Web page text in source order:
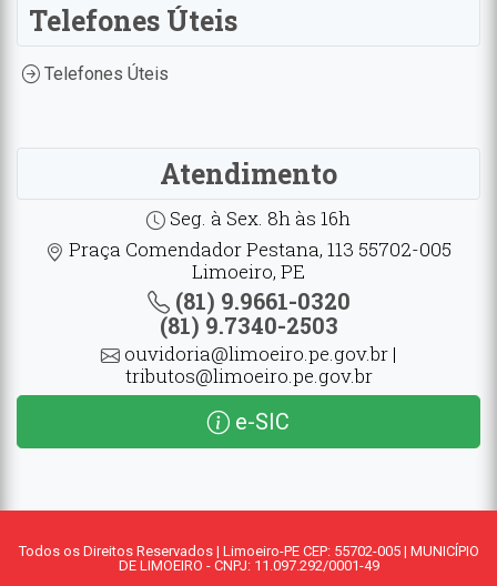
Telefones Úteis
Telefones Úteis
Atendimento
Seg. à Sex. 8h às 16h
Praça Comendador Pestana, 113 55702-005
Limoeiro, PE
(81) 9.9661-0320
(81) 9.7340-2503
ouvidoria@limoeiro.pe.gov.br |
tributos@limoeiro.pe.gov.br
e-SIC
Todos os Direitos Reservados | Limoeiro-PE CEP: 55702-005 | MUNICÍPIO
DE LIMOEIRO - CNPJ: 11.097.292/0001-49